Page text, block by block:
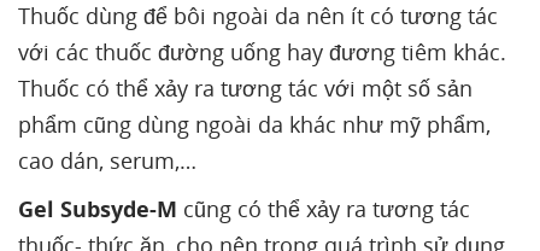
Thuốc dùng để bôi ngoài da nên ít có tương tác
với các thuốc đường uống hay đương tiêm khác.
Thuốc có thể xảy ra tương tác với một số sản
phẩm cũng dùng ngoài da khác như mỹ phẩm,
cao dán, serum,…
Gel Subsyde-M cũng có thể xảy ra tương tác
thuốc- thức ăn, cho nên trong quá trình sử dụng